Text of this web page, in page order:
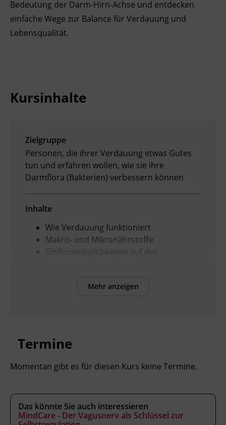
Ingenieurzertifizierung
Deutsch und Integration
BFI Reutte
Bedeutung der Darm-Hirn-Achse und entdecken
einfache Wege zur Balance für Verdauung und
Lebensqualität.
Kursinhalte
Zielgruppe
Personen, die ihrer Verdauung etwas Gutes
tun und erfahren wollen, wie sie ihre
Darmflora (Bakterien) verbessern können
Inhalte
Wie Verdauung funktioniert
Makro- und Mikronährstoffe
Einflussmöglichkeiten auf des
Darm - Hirnachse
Voraussetzungen für einen gesunden
Erhöhte Immunabwehr durch ein
mentale Stärke
wann sind Supplemente notwendig und
Mehr anzeigen
Termine
Momentan gibt es für diesen Kurs keine Termine.
Das könnte Sie auch interessieren
MindCare - Der Vagusnerv als Schlüssel zur